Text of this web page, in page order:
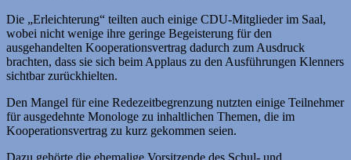
Die „Erleichterung“ teilten auch einige CDU-Mitglieder im Saal,
wobei nicht wenige ihre geringe Begeisterung für den
ausgehandelten Kooperationsvertrag dadurch zum Ausdruck
brachten, dass sie sich beim Applaus zu den Ausführungen Klenners
sichtbar zurückhielten.
Den Mangel für eine Redezeitbegrenzung nutzten einige Teilnehmer
für ausgedehnte Monologe zu inhaltlichen Themen, die im
Kooperationsvertrag zu kurz gekommen seien.
Dazu gehörte die ehemalige Vorsitzende des Schul- und